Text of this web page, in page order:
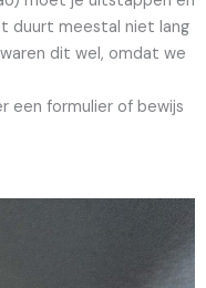
duurt meestal niet lang
dit wel, omdat we
een formulier of bewijs